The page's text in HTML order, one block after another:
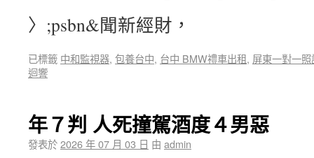
〉;psbn&聞新經財，
已標籤 中和監視器, 包養台中, 台中 BMW禮車出租, 屏東一對一照
迴響
年７判 人死撞駕酒度４男惡
發表於2026 年 07 月 03 日 由 admin